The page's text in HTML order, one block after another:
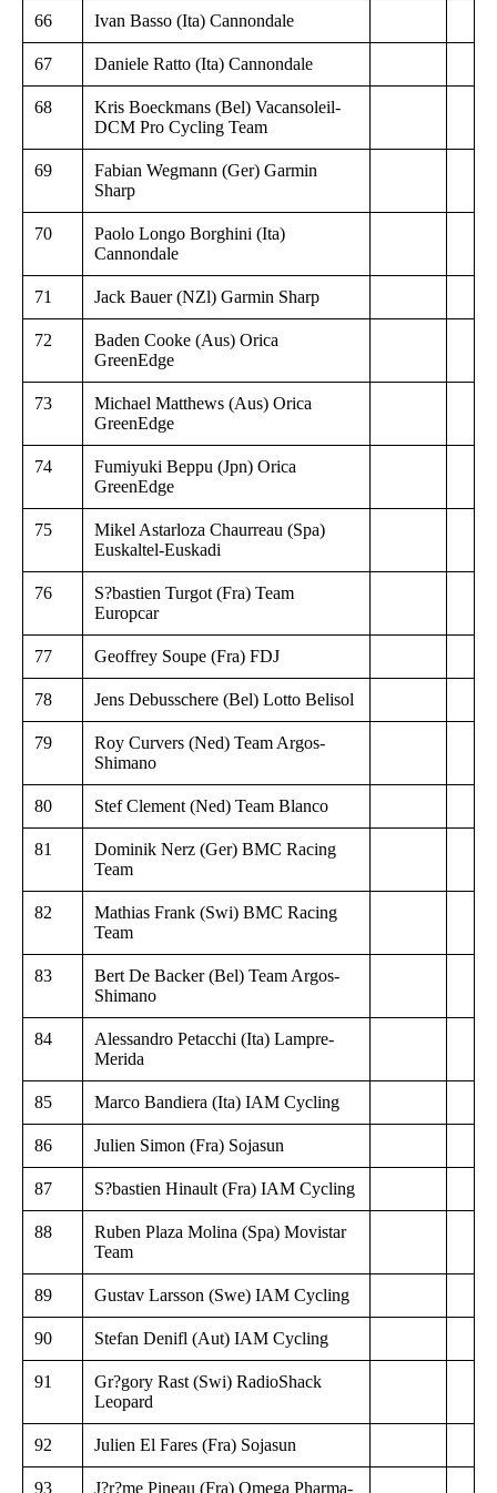
66 Ivan Basso (Ita) Cannondale
67 Daniele Ratto (Ita) Cannondale
68
Kris Boeckmans (Bel) Vacansoleil-
DCM Pro Cycling Team
69
Fabian Wegmann (Ger) Garmin
Sharp
70
Paolo Longo Borghini (Ita)
Cannondale
71 Jack Bauer (NZl) Garmin Sharp
72
Baden Cooke (Aus) Orica
GreenEdge
73
Michael Matthews (Aus) Orica
GreenEdge
74
Fumiyuki Beppu (Jpn) Orica
GreenEdge
75
Mikel Astarloza Chaurreau (Spa)
Euskaltel-Euskadi
76
S?bastien Turgot (Fra) Team
Europcar
77 Geoffrey Soupe (Fra) FDJ
78 Jens Debusschere (Bel) Lotto Belisol
79
Roy Curvers (Ned) Team Argos-
Shimano
80 Stef Clement (Ned) Team Blanco
81
Dominik Nerz (Ger) BMC Racing
Team
82
Mathias Frank (Swi) BMC Racing
Team
83
Bert De Backer (Bel) Team Argos-
Shimano
84
Alessandro Petacchi (Ita) Lampre-
Merida
85 Marco Bandiera (Ita) IAM Cycling
86 Julien Simon (Fra) Sojasun
87 S?bastien Hinault (Fra) IAM Cycling
88
Ruben Plaza Molina (Spa) Movistar
Team
89 Gustav Larsson (Swe) IAM Cycling
90 Stefan Denifl (Aut) IAM Cycling
91
Gr?gory Rast (Swi) RadioShack
Leopard
92 Julien El Fares (Fra) Sojasun
93 J?r?me Pineau (Fra) Omega Pharma-